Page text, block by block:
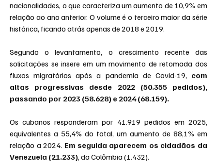
nacionalidades, o que caracteriza um aumento de 10,9% em
relação ao ano anterior. O volume é o terceiro maior da série
histórica, ficando atrás apenas de 2018 e 2019.
Segundo o levantamento, o crescimento recente das
solicitações se insere em um movimento de retomada dos
fluxos migratórios após a pandemia de Covid-19, com
altas progressivas desde 2022 (50.355 pedidos),
passando por 2023 (58.628) e 2024 (68.159).
Os cubanos responderam por 41.919 pedidos em 2025,
equivalentes a 55,4% do total, um aumento de 88,1% em
relação a 2024. Em seguida aparecem os cidadãos da
Venezuela (21.233), da Colômbia (1.432).